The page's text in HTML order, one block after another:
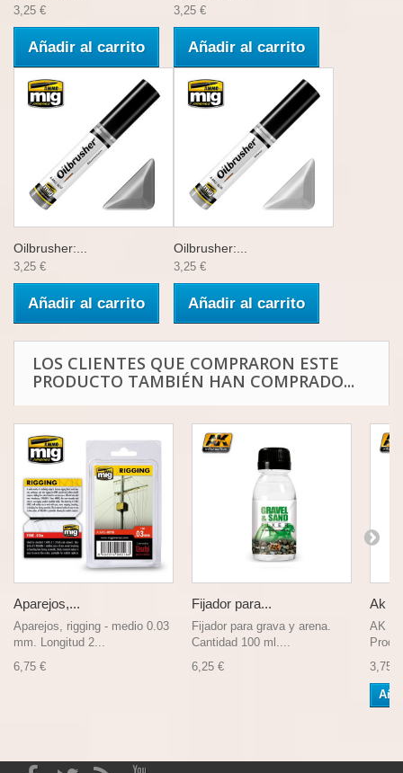
3,25 €
Añadir al carrito
3,25 €
Añadir al carrito
Oilbrusher:...
3,25 €
Añadir al carrito
Oilbrusher:...
3,25 €
Añadir al carrito
LOS CLIENTES QUE COMPRARON ESTE
PRODUCTO TAMBIÉN HAN COMPRADO...
Aparejos,...
Aparejos, rigging - medio 0.03
mm. Longitud 2...
6,75 €
Fijador para...
Fijador para grava y arena.
Cantidad 100 ml....
6,25 €
Ak
AK
3,75 €